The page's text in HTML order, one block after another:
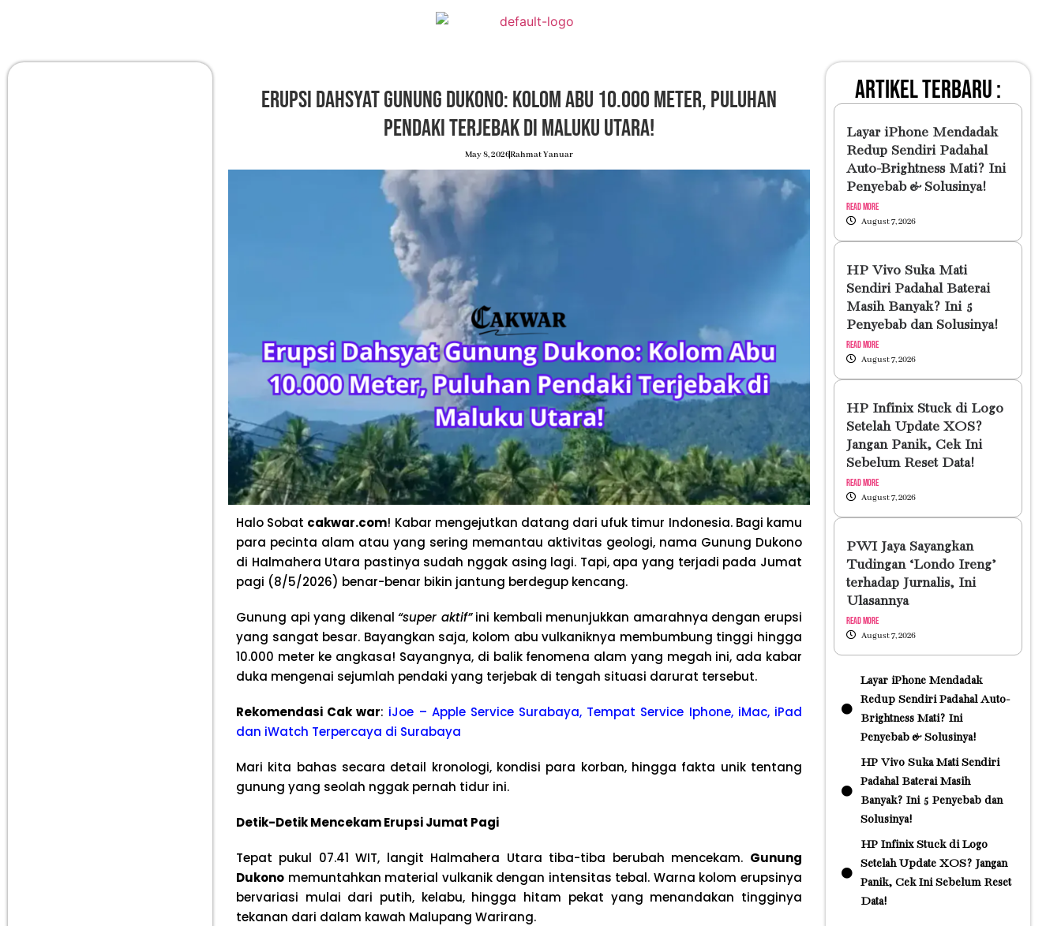
Erupsi Dahsyat Gunung Dukono: Kolom Abu 10.000 Meter, Puluhan
Pendaki Terjebak di Maluku Utara!
May 8, 2026Rahmat Yanuar
Halo Sobat cakwar.com! Kabar mengejutkan datang dari ufuk timur Indonesia. Bagi kamu
para pecinta alam atau yang sering memantau aktivitas geologi, nama Gunung Dukono
di Halmahera Utara pastinya sudah nggak asing lagi. Tapi, apa yang terjadi pada Jumat
pagi (8/5/2026) benar-benar bikin jantung berdegup kencang.
Gunung api yang dikenal“super aktif”ini kembali menunjukkan amarahnya dengan erupsi
yang sangat besar. Bayangkan saja, kolom abu vulkaniknya membumbung tinggi hingga
10.000 meter ke angkasa! Sayangnya, di balik fenomena alam yang megah ini, ada kabar
duka mengenai sejumlah pendaki yang terjebak di tengah situasi darurat tersebut.
Rekomendasi Cak war: iJoe – Apple Service Surabaya, Tempat Service Iphone, iMac, iPad
dan iWatch Terpercaya di Surabaya
Mari kita bahas secara detail kronologi, kondisi para korban, hingga fakta unik tentang
gunung yang seolah nggak pernah tidur ini.
Detik-Detik Mencekam Erupsi Jumat Pagi
Tepat pukul 07.41 WIT, langit Halmahera Utara tiba-tiba berubah mencekam. Gunung
Dukonomemuntahkan material vulkanik dengan intensitas tebal. Warna kolom erupsinya
bervariasi mulai dari putih, kelabu, hingga hitam pekat yang menandakan tingginya
tekanan dari dalam kawah Malupang Warirang.
artikel terbaru :
Layar iPhone Mendadak
Redup Sendiri Padahal
Auto-Brightness Mati? Ini
Penyebab & Solusinya!
Read More
August 7, 2026
HP Vivo Suka Mati
Sendiri Padahal Baterai
Masih Banyak? Ini 5
Penyebab dan Solusinya!
Read More
August 7, 2026
HP Infinix Stuck di Logo
Setelah Update XOS?
Jangan Panik, Cek Ini
Sebelum Reset Data!
Read More
August 7, 2026
PWI Jaya Sayangkan
Tudingan ‘Londo Ireng’
terhadap Jurnalis, Ini
Ulasannya
Read More
August 7, 2026
Layar iPhone Mendadak
Redup Sendiri Padahal Auto-
Brightness Mati? Ini
Penyebab & Solusinya!
HP Vivo Suka Mati Sendiri
Padahal Baterai Masih
Banyak? Ini 5 Penyebab dan
Solusinya!
HP Infinix Stuck di Logo
Setelah Update XOS? Jangan
Panik, Cek Ini Sebelum Reset
Data!